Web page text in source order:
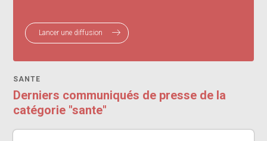
Lancer une diffusion
SANTE
Derniers communiqués de presse de la
catégorie "sante"